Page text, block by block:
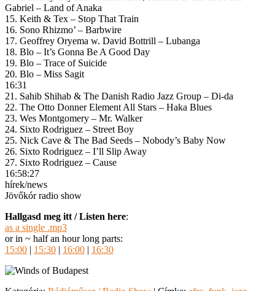
Gabriel – Land of Anaka
15. Keith & Tex – Stop That Train
16. Sono Rhizmo’ – Barbwire
17. Geoffrey Oryema w. David Bottrill – Lubanga
18. Blo – It’s Gonna Be A Good Day
19. Blo – Trace of Suicide
20. Blo – Miss Sagit
16:31
21. Sahib Shihab & The Danish Radio Jazz Group – Di-da
22. The Otto Donner Element All Stars – Haka Blues
23. Wes Montgomery – Mr. Walker
24. Sixto Rodriguez – Street Boy
25. Nick Cave & The Bad Seeds – Nobody’s Baby Now
26. Sixto Rodriguez – I’ll Slip Away
27. Sixto Rodriguez – Cause
16:58:27
hírek/news
Jövőkór radio show
Hallgasd meg itt / Listen here:
as a single .mp3
or in ~ half an hour long parts:
15:00 | 15:30 | 16:00 | 16:30